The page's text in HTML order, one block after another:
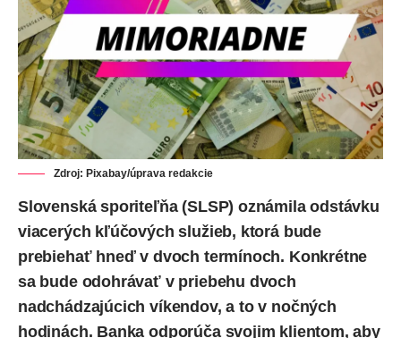
Zdroj: Pixabay/úprava redakcie
Slovenská sporiteľňa (SLSP) oznámilaodstávku
viacerých kľúčových služieb, ktorá bude
prebiehať hneď v dvoch termínoch. Konkrétne
sa bude odohrávať v priebehu dvoch
nadchádzajúcich víkendov, a to v nočných
hodinách. Banka odporúča svojim klientom, aby